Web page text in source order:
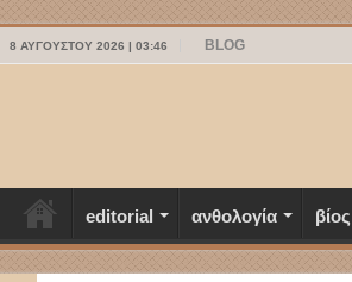
8 ΑΥΓΟΎΣΤΟΥ 2026 | 03:46 BLOG
editorial ανθολογία βίος